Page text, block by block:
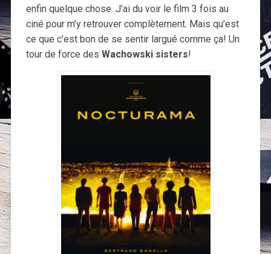
enfin quelque chose. J’ai du voir le film 3 fois au
ciné pour m’y retrouver complètement. Mais qu’est
ce que c’est bon de se sentir largué comme ça! Un
tour de force des Wachowski sisters!